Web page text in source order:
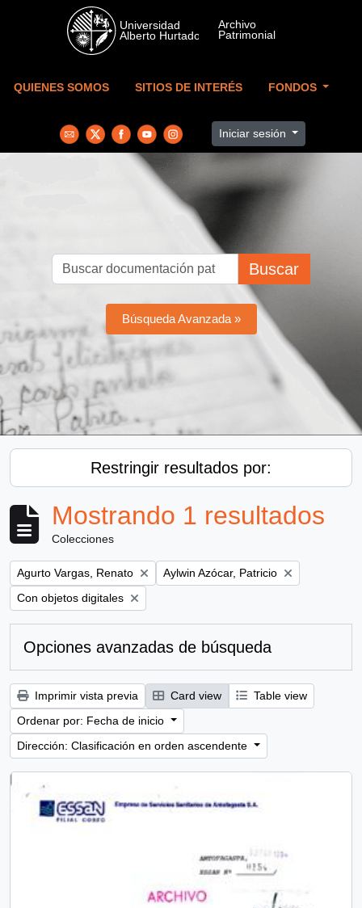
Skip to main content
QUIENES SOMOS SITIOS DE INTERÉS FONDOS
Iniciar sesión
Buscar
Búsqueda Avanzada »
Restringir resultados por:
Mostrando 1 resultados
Colecciones
Remove filter:
Agurto Vargas, Renato Remove filter:
Aylwin Azócar, Patricio
Remove filter:
Con objetos digitales
Opciones avanzadas de búsqueda
Imprimir vista previa Card view
Table view
Ordenar por: Fecha de inicio
Dirección: Clasificación en orden ascendente